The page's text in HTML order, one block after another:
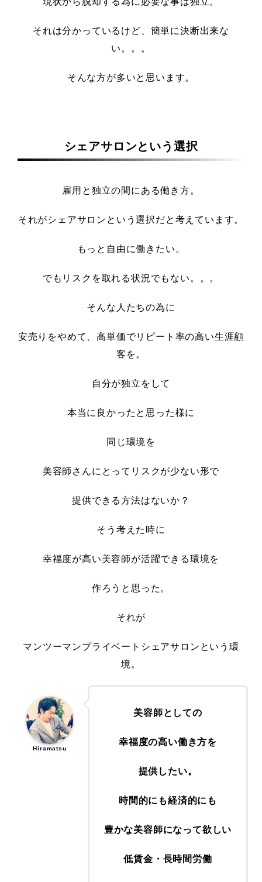
それは分かっているけど、簡単に決断出来な
い。。。
そんな方が多いと思います。
シェアサロンという選択
雇用と独立の間にある働き方。
それがシェアサロンという選択だと考えています。
もっと自由に働きたい。
でもリスクを取れる状況でもない。。。
そんな人たちの為に
安売りをやめて、高単価でリピート率の高い生涯顧
客を。
自分が独立をして
本当に良かったと思った様に
同じ環境を
美容師さんにとってリスクが少ない形で
提供できる方法はないか？
そう考えた時に
幸福度が高い美容師が活躍できる環境を
作ろうと思った。
それが
マンツーマンプライベートシェアサロンという環
境。
美容師としての
幸福度の高い働き方を
提供したい。
時間的にも経済的にも
豊かな美容師になって欲しい
低賃金・長時間労働
Hiramatsu